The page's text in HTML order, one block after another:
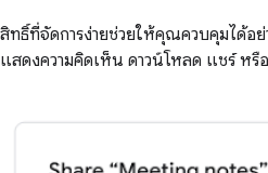
สิทธิ์ที่จัดการง่ายช่วยให้คุณควบคุมได้อย่
แสดงความคิดเห็น ดาวน์โหลด แชร์ หรื